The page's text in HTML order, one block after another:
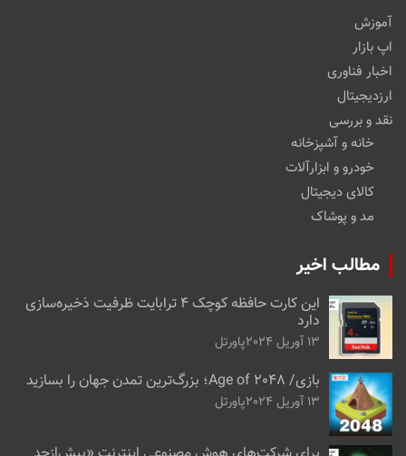
آموزش
اپ بازار
اخبار فناوری
ارزدیجیتال
نقد و بررسی
خانه و آشپزخانه
خودرو و ابزارآلات
کالای دیجیتال
مد و پوشاک
مطالب اخیر
این کارت حافظه کوچک ۴ ترابایت ظرفیت ذخیره‌سازی
دارد
13 آوریل 2024 پاورتل
بازی/ Age of 2048؛ بزرگ‌ترین تمدن جهان را بسازید
13 آوریل 2024 پاورتل